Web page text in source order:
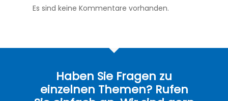
Es sind keine Kommentare vorhanden.
Haben Sie Fragen zu
einzelnen Themen? Rufen